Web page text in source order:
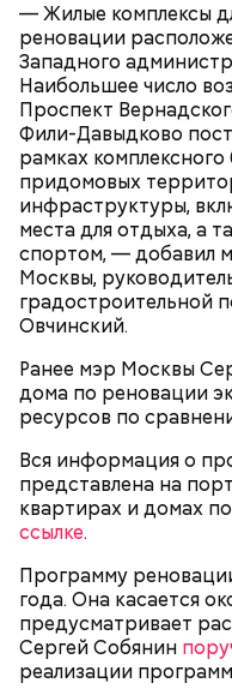
— Жилые комплексы
реновации
Западного
Наибольшее число
Проспект
Фили-Давыдково
рамках
придомовых
инфраструктуры,
места для отдыха, а
спортом, — добавил
Москвы,
градостроительной
Овчинский.
Ранее мэр Москвы
дома по реновации
ресурсов по
Вся информация о
представлена на
квартирах и домах
ссылке.
Программу
года. Она касается
предусматривает
Сергей Собянин
реализации
Ранее мэр Москвы
современных здания